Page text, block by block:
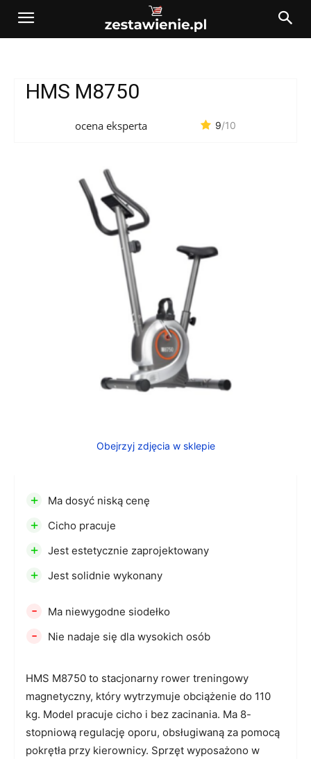
HMS M8750
ocena eksperta 9/10
Obejrzyj zdjęcia w sklepie
HMS M8750 to stacjonarny rower treningowy
magnetyczny, który wytrzymuje obciążenie do 110
kg. Model pracuje cicho i bez zacinania. Ma 8-
stopniową regulację oporu, obsługiwaną za pomocą
pokrętła przy kierownicy. Sprzęt wyposażono w
+ Ma dosyć niską cenę
+ Cicho pracuje
+ Jest estetycznie zaprojektowany
+ Jest solidnie wykonany
- Ma niewygodne siodełko
- Nie nadaje się dla wysokich osób